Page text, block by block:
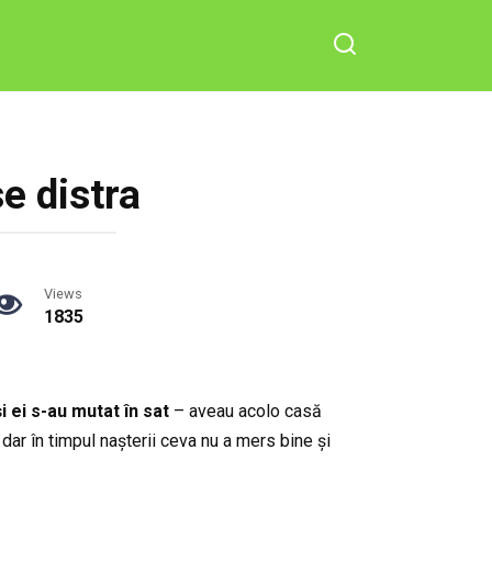
distra
Views
1835
ei s-au mutat în sat – aveau acolo casă
în timpul nașterii ceva nu a mers bine și